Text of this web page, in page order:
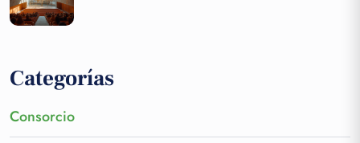
Categorías
Consorcio